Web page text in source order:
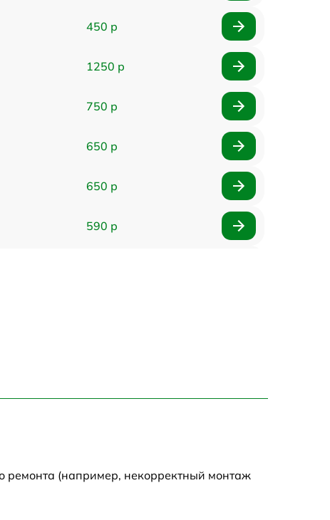
450 р
1250 р
750 р
650 р
650 р
590 р
ремонта (например, некорректный монтаж